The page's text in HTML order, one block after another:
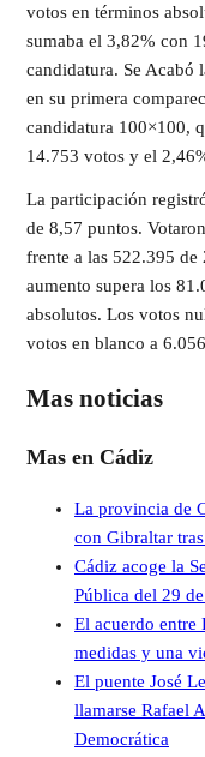
votos en términos
sumaba el 3,82% con
candidatura. Se Acabó
en su primera
candidatura 100×100,
14.753 votos y el
La participación
de 8,57 puntos.
frente a las 522.395
aumento supera los
absolutos. Los votos
votos en blanco a
Mas noticias
Mas en Cádiz
La provincia de
con Gibraltar
Cádiz acoge la
Pública del 29
El acuerdo entre
medidas y una
El puente José
llamarse Rafael
Democrática